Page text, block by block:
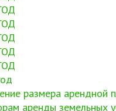
размера арендной
аренды земельных